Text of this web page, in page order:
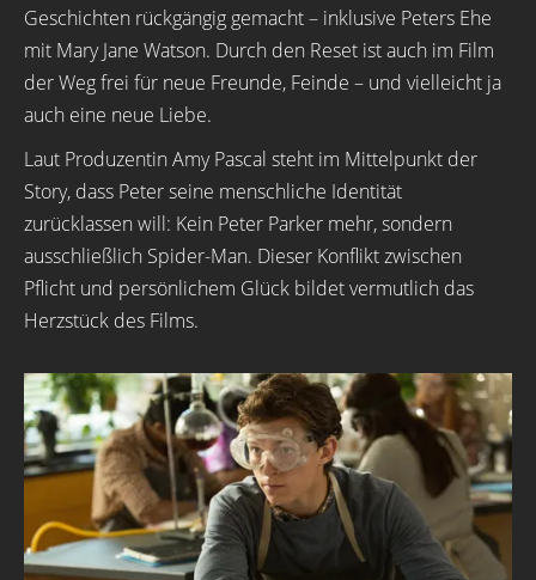
Geschichten rückgängig gemacht – inklusive Peters Ehe
mit Mary Jane Watson. Durch den Reset ist auch im Film
der Weg frei für neue Freunde, Feinde – und vielleicht ja
auch eine neue Liebe.
Laut Produzentin Amy Pascal steht im Mittelpunkt der
Story, dass Peter seine menschliche Identität
zurücklassen will: Kein Peter Parker mehr, sondern
ausschließlich Spider-Man. Dieser Konflikt zwischen
Pflicht und persönlichem Glück bildet vermutlich das
Herzstück des Films.